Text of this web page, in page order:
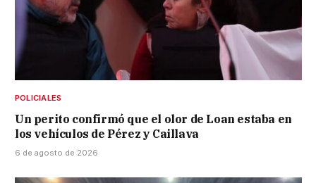
POLICIALES
Un perito confirmó que el olor de Loan estaba en
los vehículos de Pérez y Caillava
6 de agosto de 2026